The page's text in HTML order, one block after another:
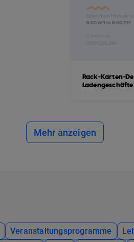
Rack-Karten-
Ladengeschäfte
Mehr anzeigen
Veranstaltungsprogramme